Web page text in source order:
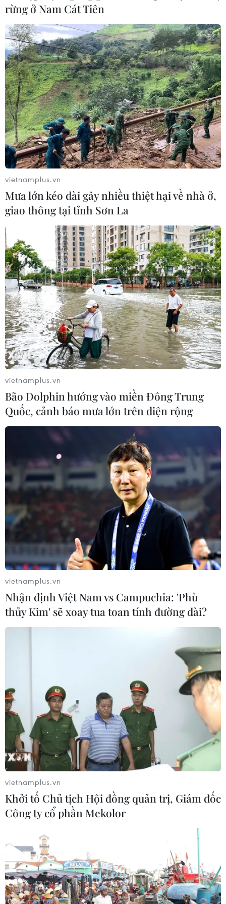
Lần đầu tiên Việt Nam có
đại diện ở tốp 30 thương
hiệu giá trị nhất Đông
Nam Á
Lần đầu tiên Vietcombank góp mặt trong top 30
thương hiệu giá trị nhất Đông Nam Á với thương
hiệu được định giá 2,105 tỷ USD, ghi dấu ấn mạnh
mẽ của ngân hàng Việt Nam trên thị trường khu
vực.
#Vietcombank #xe buýt điện
#Green Bus
#bảo vệ môi trường
#phát triển bền vững
#ESG
#giao thông xanh
#hành trình xanh
#văn hóa doanh nghiệp
Theo dõi VietnamPlus
TIN LIÊN QUAN
Lần đầu tiên Việt Nam có đại diện ở tốp 30
thương hiệu giá trị nhất Đông Nam Á
11/06/2025 09:30
Lần đầu tiên Vietcombank góp mặt trong top 30 thương
hiệu giá trị nhất Đông Nam Á với thương hiệu được
định giá 2,105 tỷ USD, ghi dấu ấn mạnh mẽ của ngân
hàng Việt Nam trên thị trường khu vực.
rừng ở Nam Cát Tiên
vietnamplus.vn
Mưa lớn kéo dài gây nhiều thiệt hại về nhà ở,
giao thông tại tỉnh Sơn La
vietnamplus.vn
Bão Dolphin hướng vào miền Đông Trung
Quốc, cảnh báo mưa lớn trên diện rộng
vietnamplus.vn
Nhận định Việt Nam vs Campuchia: 'Phù
thủy Kim' sẽ xoay tua toan tính đường dài?
vietnamplus.vn
Khởi tố Chủ tịch Hội đồng quản trị, Giám đốc
Công ty cổ phần Mekolor